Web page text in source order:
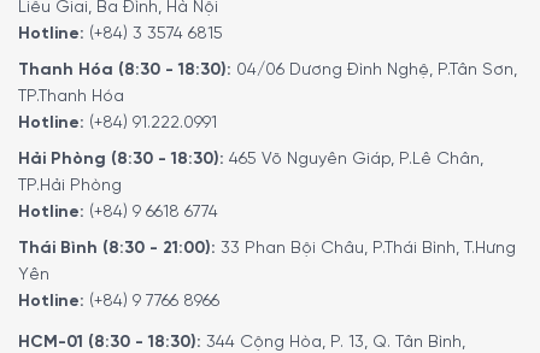
(ml), ounce (oz), pound (lb)
công thức hoặc thói quen sử dụng.
Liễu Giai, Ba Đình, Hà Nội
Hotline: (+84) 3 3574 6815
Thanh Hóa (8:30 - 18:30): 04/06 Dương Đình Nghệ, P.Tân Sơn,
TP.Thanh Hóa
Hotline: (+84) 91.222.0991
Hải Phòng (8:30 - 18:30): 465 Võ Nguyên Giáp, P.Lê Chân,
TP.Hải Phòng
Hotline: (+84) 9 6618 6774
Thái Bình (8:30 - 21:00): 33 Phan Bội Châu, P.Thái Bình, T.Hưng
Yên
Hotline: (+84) 9 7766 8966
HCM-01 (8:30 - 18:30): 344 Cộng Hòa, P. 13, Q. Tân Bình,